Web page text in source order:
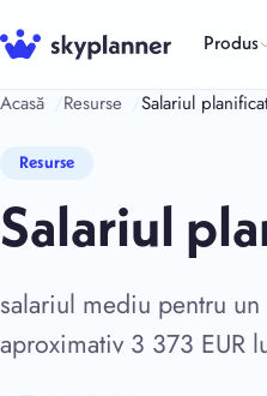
la
conținut
Produs
Acasă Resurse Salariul
Resurse
Salariul
salariul mediu pentru
aproximativ 3 373 EUR